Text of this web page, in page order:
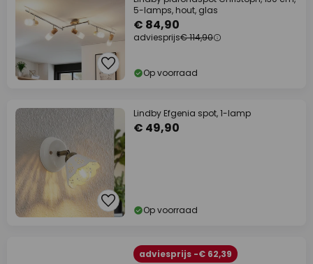
5-lamps, hout, glas
€ 84,90
adviesprijs€ 114,90
Op voorraad
Lindby Efgenia spot, 1-lamp
€ 49,90
Op voorraad
adviesprijs -€ 62,39